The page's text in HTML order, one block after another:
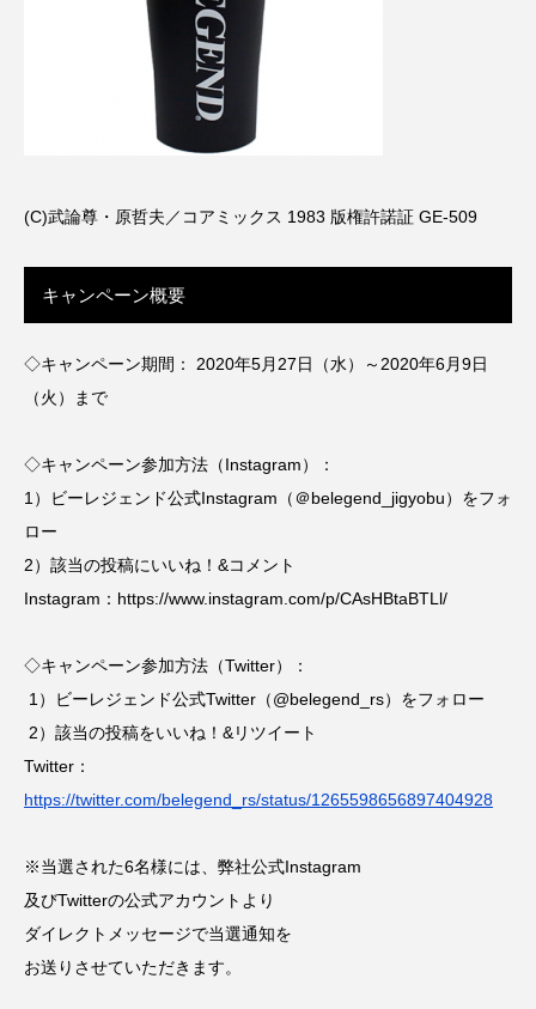
(C)武論尊・原哲夫／コアミックス 1983 版権許諾証 GE-509
キャンペーン概要
◇キャンペーン期間： 2020年5月27日（水）～2020年6月9日
（火）まで
◇キャンペーン参加方法（Instagram）：
1）ビーレジェンド公式Instagram（＠belegend_jigyobu）をフォ
ロー
2）該当の投稿にいいね！&コメント
Instagram：https://www.instagram.com/p/CAsHBtaBTLl/
◇キャンペーン参加方法（Twitter）：
1）ビーレジェンド公式Twitter（@belegend_rs）をフォロー
2）該当の投稿をいいね！&リツイート
Twitter：
https://twitter.com/belegend_rs/status/1265598656897404928
※当選された6名様には、弊社公式Instagram
及びTwitterの公式アカウントより
ダイレクトメッセージで当選通知を
お送りさせていただきます。